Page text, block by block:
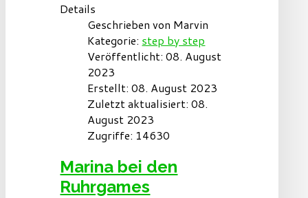
Details
Geschrieben von Marvin
Kategorie: step by step
Veröffentlicht: 08. August
2023
Erstellt: 08. August 2023
Zuletzt aktualisiert: 08.
August 2023
Zugriffe: 14630
Marina bei den
Ruhrgames